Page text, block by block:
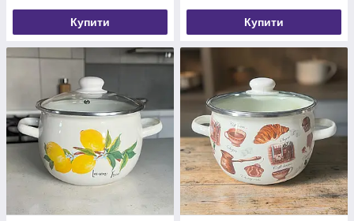
Купити Купити